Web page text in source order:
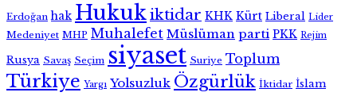
Erdoğan hak Hukukiktidar KHK Kürt Liberal Lider
Medeniyet MHP Muhalefet Müslüman parti PKK Rejim
Rusya Savaş Seçim siyaset Suriye Toplum
Türkiye Yargı Yolsuzluk Özgürlük İktidar İslam